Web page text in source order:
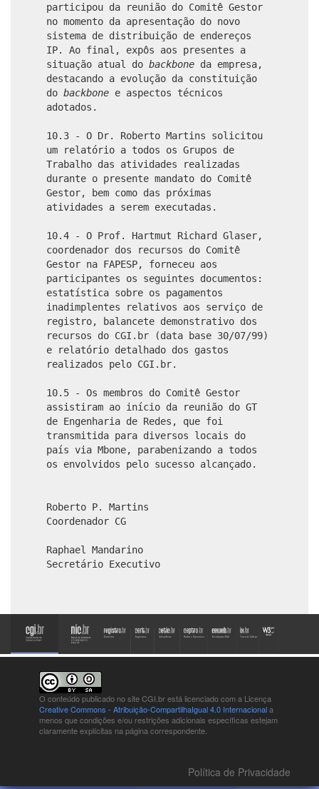
participou da reunião do Comitê Gestor
no momento da apresentação do novo
sistema de distribuição de endereços
IP. Ao final, expôs aos presentes a
situação atual do backbone da empresa,
destacando a evolução da constituição
do backbone e aspectos técnicos
adotados.
10.3 - O Dr. Roberto Martins solicitou
um relatório a todos os Grupos de
Trabalho das atividades realizadas
durante o presente mandato do Comitê
Gestor, bem como das próximas
atividades a serem executadas.
10.4 - O Prof. Hartmut Richard Glaser,
coordenador dos recursos do Comitê
Gestor na FAPESP, forneceu aos
participantes os seguintes documentos:
estatística sobre os pagamentos
inadimplentes relativos aos serviço de
registro, balancete demonstrativo dos
recursos do CGI.br (data base 30/07/99)
e relatório detalhado dos gastos
realizados pelo CGI.br.
10.5 - Os membros do Comitê Gestor
assistiram ao início da reunião do GT
de Engenharia de Redes, que foi
transmitida para diversos locais do
país via Mbone, parabenizando a todos
os envolvidos pelo sucesso alcançado.
Roberto P. Martins
Coordenador CG
Raphael Mandarino
Secretário Executivo
O conteúdo publicado no site CGI.br está licenciado com a Licença
Creative Commons - Atribuição-CompartilhaIgual 4.0 Internacionala
menos que condições e/ou restrições adicionais específicas estejam
claramente explícitas na página correspondente.
Política de Privacidade